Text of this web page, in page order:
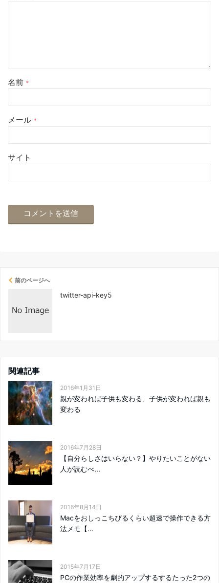
名前 *
メール *
サイト
前のページへ
twitter-api-key5
関連記事
2016年1月31日
親が変われば子供も変わる、子供が変われば親も
変わる
2016年7月28日
【自分らしさはいらない？】やりたいことがない
人が読むべ...
2016年8月14日
Macをおしっこちびるくらい超速で操作できる方
法メモ【...
2015年7月17日
PCの作業効率を劇的アップするするたった2つの